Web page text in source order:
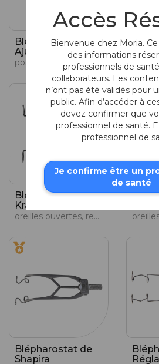
Blépharostat
Ajustable - Nasal
positionnement en nasal, 17 mm
Blépharostat de
Kratz
oreilles ouvertes, ressort souple, fil de 0,8 mm avec extrémité en forme d'olive
Blépharostat de
Shapira
Accès
Bienvenue chez Moria.
des informations
professionnels de
collaborateurs. Les
n’ont pas été validés pour
public. Afin d’accéder à
devez confirmer que
professionnel de santé.
professionnel de
Je confirme être un
de santé